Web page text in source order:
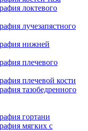
локтевого
лучезапястного
нижней
плечевого
плечевой кости
тазобедренного
гортани
мягких с